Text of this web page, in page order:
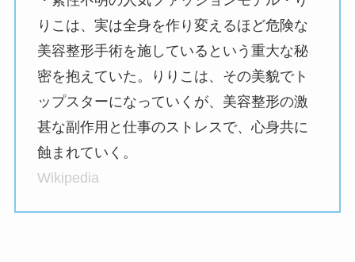
りこは、実は全身を作り変えるほど危険な
美容整形手術を施しているという重大な秘
密を抱えていた。りりこは、その美貌でト
ップスターになっていくが、美容整形の激
甚な副作用と仕事のストレスで、心身共に
蝕まれていく。
Wikipedia